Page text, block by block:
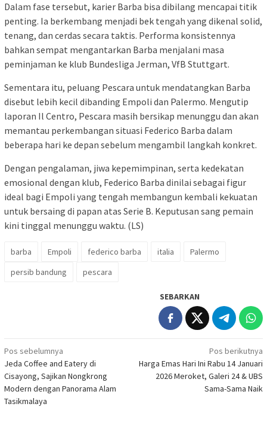
Dalam fase tersebut, karier Barba bisa dibilang mencapai titik
penting. Ia berkembang menjadi bek tengah yang dikenal solid,
tenang, dan cerdas secara taktis. Performa konsistennya
bahkan sempat mengantarkan Barba menjalani masa
peminjaman ke klub Bundesliga Jerman, VfB Stuttgart.
Sementara itu, peluang Pescara untuk mendatangkan Barba
disebut lebih kecil dibanding Empoli dan Palermo. Mengutip
laporan Il Centro, Pescara masih bersikap menunggu dan akan
memantau perkembangan situasi Federico Barba dalam
beberapa hari ke depan sebelum mengambil langkah konkret.
Dengan pengalaman, jiwa kepemimpinan, serta kedekatan
emosional dengan klub, Federico Barba dinilai sebagai figur
ideal bagi Empoli yang tengah membangun kembali kekuatan
untuk bersaing di papan atas Serie B. Keputusan sang pemain
kini tinggal menunggu waktu. (LS)
barba Empoli federico barba italia
Palermo
persib bandung
pescara
SEBARKAN
Navigasi
pos
Pos sebelumnya
Jeda Coffee and Eatery di
Cisayong, Sajikan Nongkrong
Modern dengan Panorama Alam
Tasikmalaya
Pos berikutnya
Harga Emas Hari Ini Rabu 14 Januari
2026 Meroket, Galeri 24 & UBS
Sama-Sama Naik